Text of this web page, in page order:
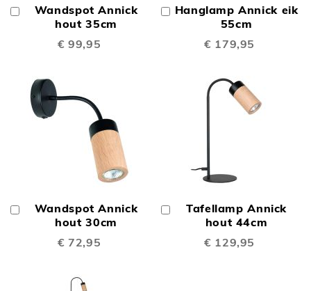
Wandspot Annick
hout 35cm
€ 99,95
Winkelwagen
Hanglamp Annick eik
55cm
€ 179,95
In
Winkelwagen
Wandspot Annick
hout 30cm
€ 72,95
Winkelwagen
Tafellamp Annick
hout 44cm
€ 129,95
Winkelwagen